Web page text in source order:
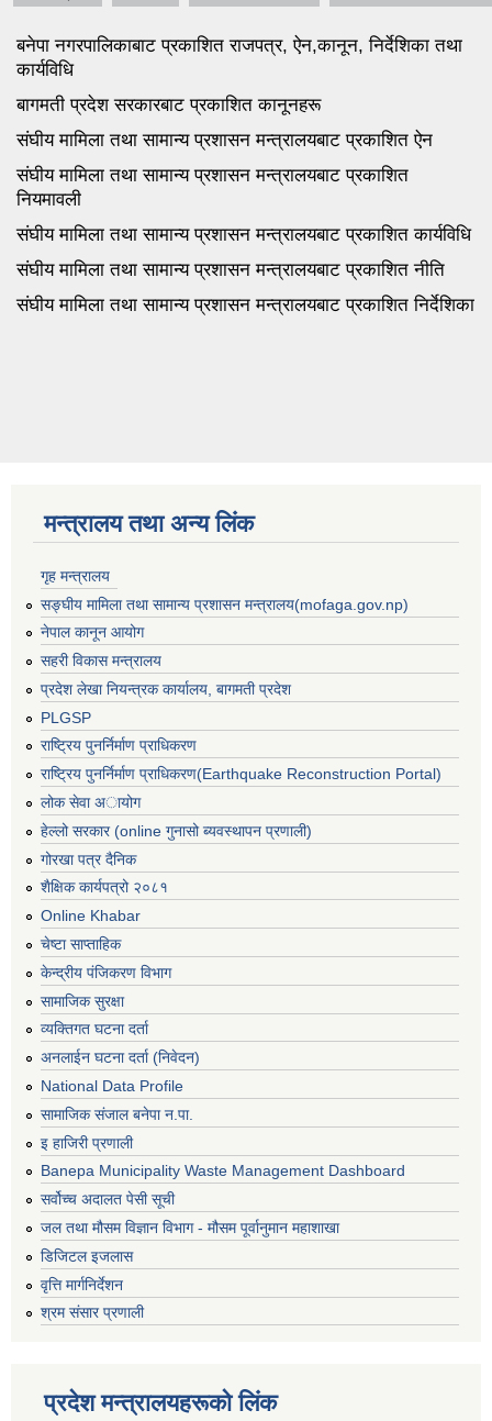
बनेपा नगरपालिकाबाट प्रकाशित राजपत्र,ऐन,कानून, निर्देशिका तथा
कार्यविधि
बागमती प्रदेश सरकारबाट प्रकाशित कानूनहरू
संघीय मामिला तथा सामान्य प्रशासन मन्त्रालयबाट प्रकाशित ऐन
संघीय मामिला तथा सामान्य प्रशासन मन्त्रालयबाट प्रकाशित
नियमावली
संघीय मामिला तथा सामान्य प्रशासन मन्त्रालयबाट प्रकाशित कार्यविधि
संघीय मामिला तथा सामान्य प्रशासन मन्त्रालयबाट प्रकाशित नीति
संघीय मामिला तथा सामान्य प्रशासन मन्त्रालयबाट प्रकाशित निर्देशिका
मन्त्रालय तथा अन्य लिंक
गृह मन्त्रालय
सङ्घीय मामिला तथा सामान्य प्रशासन मन्त्रालय(mofaga.gov.np)
नेपाल कानून आयोग
सहरी विकास मन्त्रालय
प्रदेश लेखा नियन्त्रक कार्यालय, बागमती प्रदेश
PLGSP
राष्ट्रिय पुनर्निर्माण प्राधिकरण
राष्ट्रिय पुनर्निर्माण प्राधिकरण(Earthquake Reconstruction Portal)
लोक सेवा अायोग
हेल्लो सरकार (online गुनासो ब्यवस्थापन प्रणाली)
गोरखा पत्र दैनिक
शैक्षिक कार्यपत्रो २०८१
Online Khabar
चेष्टा साप्ताहिक
केन्द्रीय पंजिकरण विभाग
सामाजिक सुरक्षा
व्यक्तिगत घटना दर्ता
अनलाईन घटना दर्ता (निवेदन)
National Data Profile
सामाजिक संजाल बनेपा न.पा.
इ हाजिरी प्रणाली
Banepa Municipality Waste Management Dashboard
सर्वोच्च अदालत पेसी सूची
जल तथा मौसम विज्ञान विभाग - मौसम पूर्वानुमान महाशाखा
डिजिटल इजलास
वृत्ति मार्गनिर्देशन
श्रम संसार प्रणाली
प्रदेश मन्त्रालयहरूको लिंक